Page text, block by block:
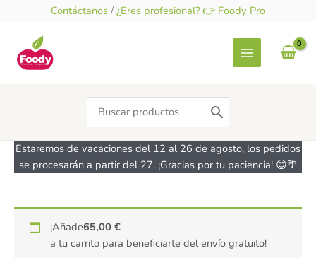
contenido
Contáctanos / ¿Eres profesional? 👉 Foody Pro
Search
for:
Estaremos de vacaciones del 12 al 26 de agosto, los pedidos
se procesarán a partir del 27. ¡Gracias por tu paciencia! 😊🌴
¡Añade65,00€
a tu carrito para beneficiarte del envío gratuito!
Cobertura
Chocolate